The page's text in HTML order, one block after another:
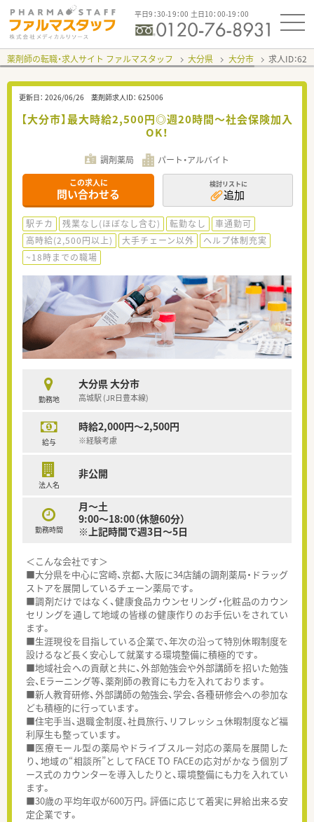
平日9：30-19：00 土日10：00-19：00
薬剤師の転職・求人サイト ファルマスタッフ 大分県 大分市 求人ID：
更新日： 2026/06/26 薬剤師求人ID： 625006
【大分市】最大時給2,500円◎週20時間～社会保険加入
OK！
調剤薬局 パート・アルバイト
この求人に
問い合わせる
検討リストに
追加
駅チカ 残業なし(ほぼなし含む) 転勤なし
車通勤可
高時給(2,500円以上)
大手チェーン以外
ヘルプ体制充実
~18時までの職場
勤務地
大分県 大分市
高城駅 (JR日豊本線)
給与
時給2,000円～2,500円
※経験考慮
法人名
非公開
勤務時間
月～土
9:00～18:00（休憩60分）
※上記時間で週3日～5日
＜こんな会社です＞
■大分県を中心に宮崎、京都、大阪に34店舗の調剤薬局・ドラッグ
ストアを展開しているチェーン薬局です。
■調剤だけではなく、健康食品カウンセリング・化粧品のカウン
セリングを通して地域の皆様の健康作りのお手伝いをされてい
ます。
■生涯現役を目指している企業で、年次の沿って特別休暇制度を
設けるなど長く安心して就業する環境整備に積極的です。
■地域社会への貢献と共に、外部勉強会や外部講師を招いた勉強
会、Eラーニング等、薬剤師の教育にも力を入れております。
■新人教育研修、外部講師の勉強会、学会、各種研修会への参加な
ども積極的に行っています。
■住宅手当、退職金制度、社員旅行、リフレッシュ休暇制度など福
利厚生も整っています。
■医療モール型の薬局やドライブスルー対応の薬局を展開した
り、地域の“相談所”としてFACE TO FACEの応対がかなう個別ブ
ース式のカウンターを導入したりと、環境整備にも力を入れてい
ます。
■30歳の平均年収が600万円。評価に応じて着実に昇給出来る安
定企業です。